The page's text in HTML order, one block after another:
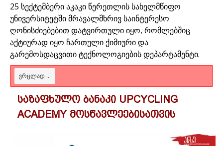
25 სექტემბერი აკაკი წერეთლის სახელმწიფო
უნივერსიტეტში მრავალმხრივ საინტერესო
ღონისძიებებით დატვირთული იყო, რომლებშიც
აქტიურად იყო ჩართული ქიმიური და
გარემოსდაცვითი ტექნოლოგიების დეპარტამენტი.
ᲕᲠᲪᲚᲐᲓ ...
საზაფხულო ბანაკი UPCYCLING
ACADEMY მოსწავლეებისათვის